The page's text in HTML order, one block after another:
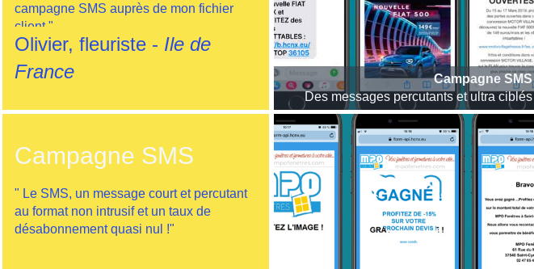
campagne SMS auprès de mon fichier
client."
Olivier, fleuriste - Ile de
France
Campagne SMS
Des messages percutants et ultra ciblés
Campagne SMS
" Le SMS, un message court et percutant
au format non intrusif et un taux de
désabonnement quasi nul !"